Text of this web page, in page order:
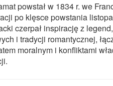
powstał w 1834 r. we
po klęsce powstania
czerpał inspirację z
i tradycji romantycznej,
moralnym i konfliktami